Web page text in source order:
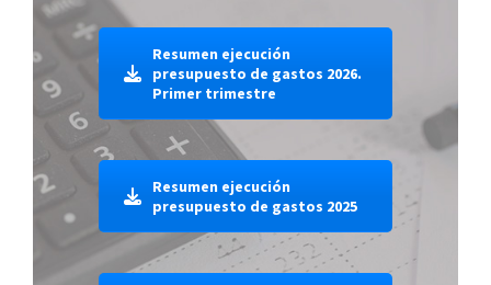
Resumen ejecución
presupuesto de gastos 2026.
Primer trimestre
Resumen ejecución
presupuesto de gastos 2025